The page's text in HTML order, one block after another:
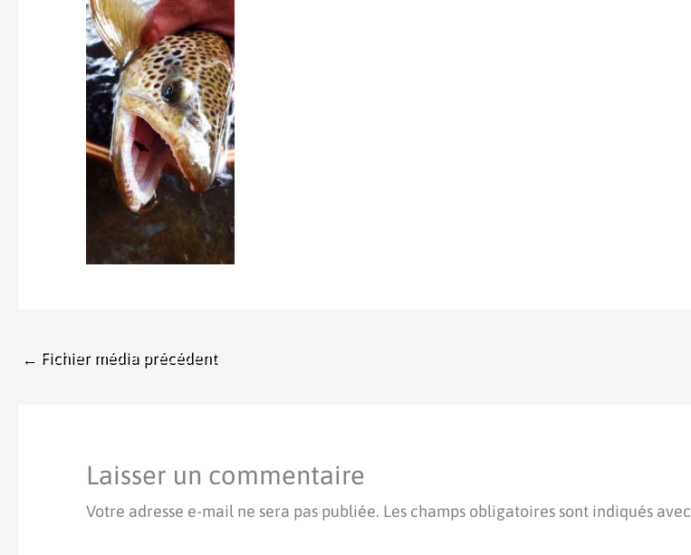
← Fichier média précédent
Laisser un commentaire
Votre adresse e-mail ne sera pas publiée. Les champs obligatoires sont indiqués avec